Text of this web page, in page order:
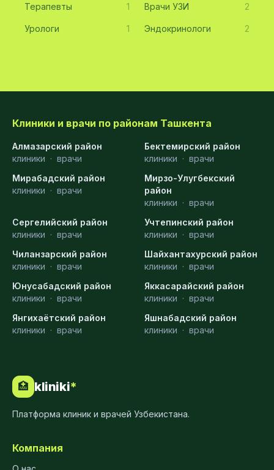
Терапевты 1 Врачи УЗИ 2
Урологи 1 Эндокринологи 2
Клиники и врачи по районам Ташкента
Алмазарский район
клиники · врачи
Бектемирский район
клиники · врачи
Мирабадский район
клиники · врачи
Мирзо-Улугбекский
район
клиники · врачи
Сергелийский район
клиники · врачи
Учтепинский район
клиники · врачи
Чиланзарский район
клиники · врачи
Шайхантахурский район
клиники · врачи
Юнусабадский район
клиники · врачи
Яккасарайский район
клиники · врачи
Янгихаётский район
клиники · врачи
Яшнабадский район
клиники · врачи
🏥 kliniki*
Платформа клиник и врачей Узбекистана.
Компания